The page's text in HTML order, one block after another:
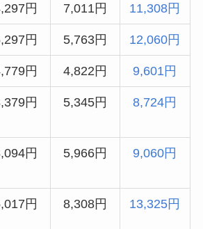
円 7,011円 11,308円
円 5,763円 12,060円
円 4,822円 9,601円
円 5,345円 8,724円
円 5,966円 9,060円
円 8,308円 13,325円